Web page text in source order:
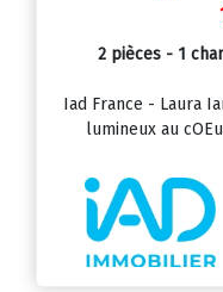
2 pièces - 1
Iad France - Laura
lumineux au